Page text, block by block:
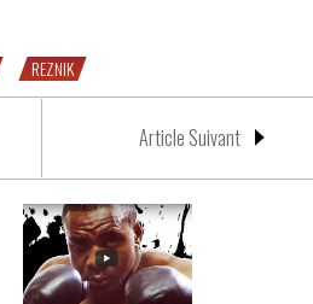
REZNIK
Article Suivant